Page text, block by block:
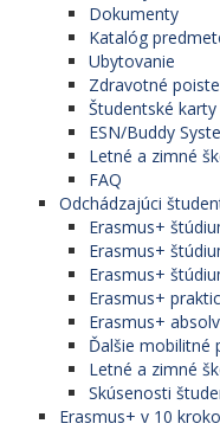
Dokumenty
Katalóg
Ubytovanie
Zdravotné
Študentské karty
ESN/Buddy
Letné a zimné
FAQ
Odchádzajúci
Erasmus+
Erasmus+
Erasmus+
Erasmus+
Erasmus+
Ďalšie mobilitné
Letné a zimné
Skúsenosti
Erasmus+ v 10